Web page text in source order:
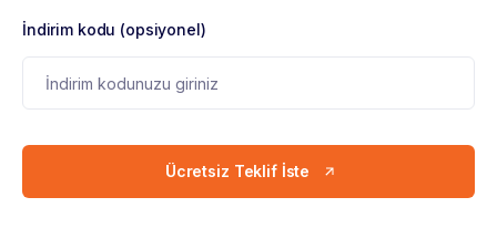
İndirim kodu (opsiyonel)
Ücretsiz Teklif İste